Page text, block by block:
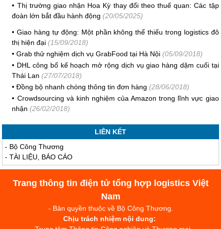
• Thị trường giao nhận Hoa Kỳ thay đổi theo thuế quan: Các tập
đoàn lớn bắt đầu hành động (20/05/2025)
•Giao hàng tự động: Một phần không thể thiếu trong logistics đô
thị hiện đại(15/09/2018)
•Grab thử nghiệm dịch vụ GrabFood tại Hà Nội (05/09/2018)
• DHL công bố kế hoạch mở rộng dịch vụ giao hàng dặm cuối tại
Thái Lan (27/07/2018)
•Đồng bộ nhanh chóng thông tin đơn hàng (28/06/2018)
• Crowdsourcing và kinh nghiệm của Amazon trong lĩnh vực giao
nhận (26/02/2018)
LIÊN KẾT
- Bộ Công Thương
-TÀI LIỆU, BÁO CÁO
Trang thông tin điện tử tổng hợp logistics Việt
Nam
- Bản quyền thuộc về Bộ Công Thương.
Chịu trách nhiệm nội dung: